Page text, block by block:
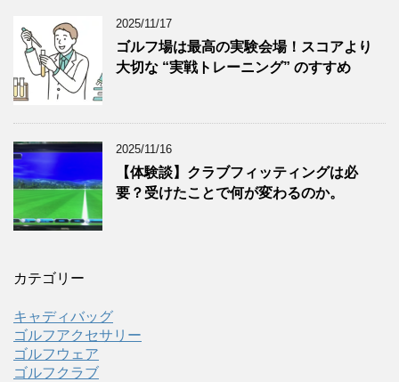
2025/11/17
ゴルフ場は最高の実験会場！スコアより
大切な “実戦トレーニング” のすすめ
2025/11/16
【体験談】クラブフィッティングは必
要？受けたことで何が変わるのか。
カテゴリー
キャディバッグ
ゴルフアクセサリー
ゴルフウェア
ゴルフクラブ